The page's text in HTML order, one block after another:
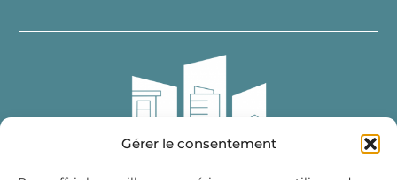
Gérer le consentement